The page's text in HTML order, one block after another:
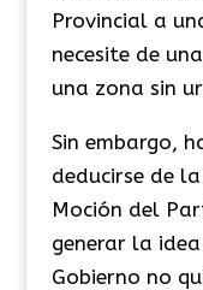
Provincial a
necesite de
una zona sin
Sin embargo,
deducirse de
Moción del
generar la
Gobierno no